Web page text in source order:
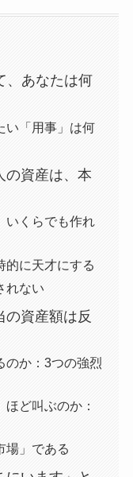
、あなたは何
い「用事」は何
の資産は、本
いくらでも作れ
的に天才にする
れない
の資産額は反
のか：3つの強烈
ど叫ぶのか：
場」である